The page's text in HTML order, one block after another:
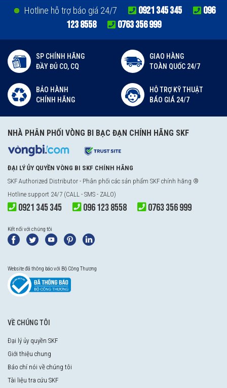
Hotline hỗ trợ báo giá 24/7 0921 345 345
096
123 8558
0763 356 999
SP CHÍNH HÃNG
ĐẦY ĐỦ CO, CQ
GIAO HÀNG
TOÀN QUỐC 24/7
BẢO HÀNH
CHÍNH HÃNG
HỖ TRỢ KỸ THUẬT
BÁO GIÁ 24/7
NHÀ PHÂN PHỐI VÒNG BI BẠC ĐẠN CHÍNH HÃNG SKF
ĐẠI LÝ ỦY QUYỀN VÒNG BI SKF CHÍNH HÃNG
SKF Authorized Distributor - Phân phối các sản phẩm SKF chính hãng ®
Hotline support 24/7 (CALL - SMS - ZALO)
0921 345 345 096 123 8558 0763 356 999
Kết nối với chúng tôi
Website đã thông báo với Bộ Công Thương
VỀ CHÚNG TÔI
Đại lý ủy quyền SKF
Giới thiệu chung
Báo chí nói về chúng tôi
Tài liệu tra cứu SKF